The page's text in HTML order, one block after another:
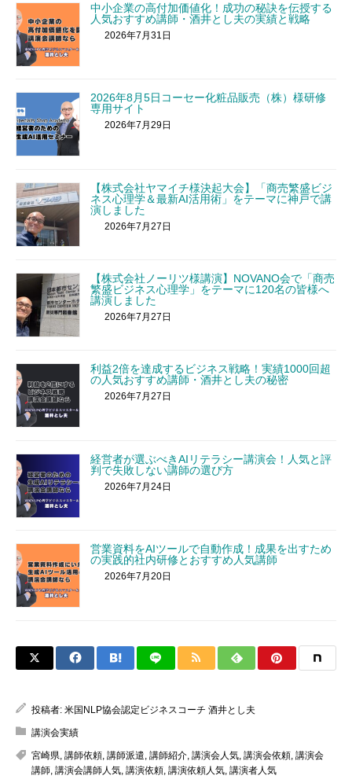
中小企業の高付加価値化！成功の秘訣を伝授する
人気おすすめ講師・酒井とし夫の実績と戦略
2026年7月31日
2026年8月5日コーセー化粧品販売（株）様研修
専用サイト
2026年7月29日
【株式会社ヤマイチ様決起大会】「商売繁盛ビジ
ネス心理学＆最新AI活用術」をテーマに神戸で講
演しました
2026年7月27日
【株式会社ノーリツ様講演】NOVANO会で「商売
繁盛ビジネス心理学」をテーマに120名の皆様へ
講演しました
2026年7月27日
利益2倍を達成するビジネス戦略！実績1000回超
の人気おすすめ講師・酒井とし夫の秘密
2026年7月27日
経営者が選ぶべきAIリテラシー講演会！人気と評
判で失敗しない講師の選び方
2026年7月24日
営業資料をAIツールで自動作成！成果を出すため
の実践的社内研修とおすすめ人気講師
2026年7月20日
投稿者: 米国NLP協会認定ビジネスコーチ 酒井とし夫
講演会実績
宮崎県, 講師依頼, 講師派遣, 講師紹介, 講演会人気, 講演会依頼, 講演会
講師, 講演会講師人気, 講演依頼, 講演依頼人気, 講演者人気